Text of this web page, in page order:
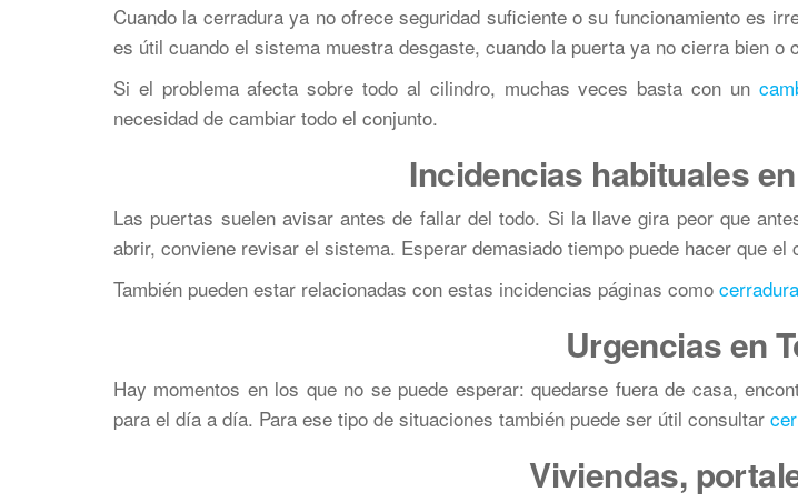
Cuando la cerradura ya no ofrece seguridad suficiente o su funcionamiento es
es útil cuando el sistema muestra desgaste, cuando la puerta ya no cierra bien o
Si el problema afecta sobre todo al cilindro, muchas veces basta con un
necesidad de cambiar todo el conjunto.
Incidencias habituales
Las puertas suelen avisar antes de fallar del todo. Si la llave gira peor que
abrir, conviene revisar el sistema. Esperar demasiado tiempo puede hacer que
También pueden estar relacionadas con estas incidencias páginas como
Urgencias en
Hay momentos en los que no se puede esperar: quedarse fuera de casa,
para el día a día. Para ese tipo de situaciones también puede ser útil consultar
Viviendas,